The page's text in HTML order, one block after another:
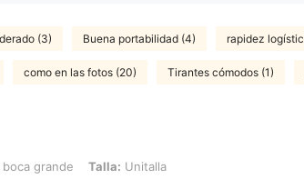
(3) Buena portabilidad (4) rapidez
como en las fotos (20) Tirantes cómodos (1)
Talla: Unitalla
boca grande Talla: Unitalla